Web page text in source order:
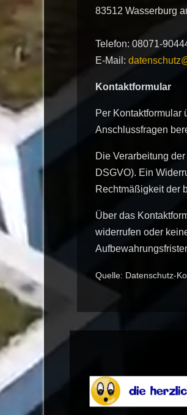
83512 Wasserburg
Telefon: 08071-
E-Mail:
Kontaktformular
Per Kontaktformular
Anschlussfragen
Die Verarbeitung
DSGVO). Ein
Rechtmäßigkeit der
Über das
widerrufen oder
Quelle: Datenschutz-